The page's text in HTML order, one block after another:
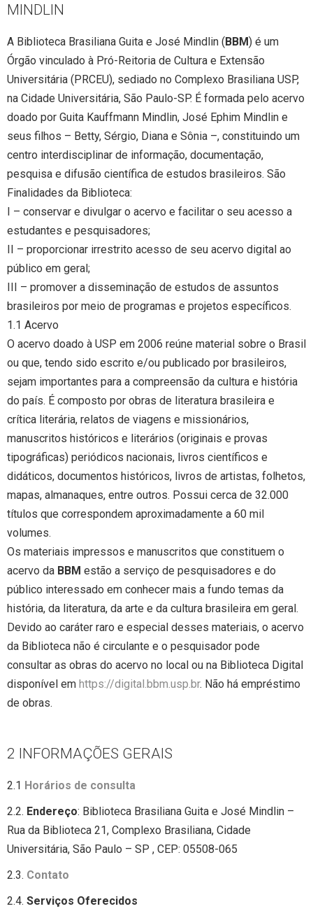
MINDLIN
A Biblioteca Brasiliana Guita e José Mindlin (BBM) é um
Órgão vinculado à Pró-Reitoria de Cultura e Extensão
Universitária (PRCEU), sediado no Complexo Brasiliana USP,
na Cidade Universitária, São Paulo-SP. É formada pelo acervo
doado por Guita Kauffmann Mindlin, José Ephim Mindlin e
seus filhos – Betty, Sérgio, Diana e Sônia –, constituindo um
centro interdisciplinar de informação, documentação,
pesquisa e difusão científica de estudos brasileiros. São
Finalidades da Biblioteca:
I – conservar e divulgar o acervo e facilitar o seu acesso a
estudantes e pesquisadores;
II – proporcionar irrestrito acesso de seu acervo digital ao
público em geral;
III – promover a disseminação de estudos de assuntos
brasileiros por meio de programas e projetos específicos.
1.1 Acervo
O acervo doado à USP em 2006 reúne material sobre o Brasil
ou que, tendo sido escrito e/ou publicado por brasileiros,
sejam importantes para a compreensão da cultura e história
do país. É composto por obras de literatura brasileira e
crítica literária, relatos de viagens e missionários,
manuscritos históricos e literários (originais e provas
tipográficas) periódicos nacionais, livros científicos e
didáticos, documentos históricos, livros de artistas, folhetos,
mapas, almanaques, entre outros. Possui cerca de 32.000
títulos que correspondem aproximadamente a 60 mil
volumes.
Os materiais impressos e manuscritos que constituem o
acervo da BBM estão a serviço de pesquisadores e do
público interessado em conhecer mais a fundo temas da
história, da literatura, da arte e da cultura brasileira em geral.
Devido ao caráter raro e especial desses materiais, o acervo
da Biblioteca não é circulante e o pesquisador pode
consultar as obras do acervo no local ou na Biblioteca Digital
disponível em https://digital.bbm.usp.br. Não há empréstimo
de obras.
2 INFORMAÇÕES GERAIS
2.1 Horários de consulta
2.2. Endereço: Biblioteca Brasiliana Guita e José Mindlin –
Rua da Biblioteca 21, Complexo Brasiliana, Cidade
Universitária, São Paulo – SP , CEP: 05508-065
2.3. Contato
2.4. Serviços Oferecidos